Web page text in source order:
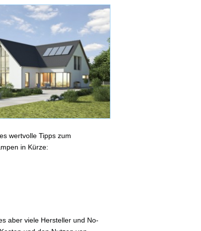
wertvolle Tipps zum
in Kürze:
aber viele Hersteller und No-